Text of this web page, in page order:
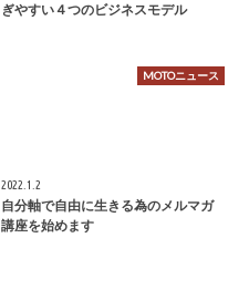
ぎやすい４つのビジネスモデル
MOTOニュース
2022.1.2
自分軸で自由に生きる為のメルマガ
講座を始めます